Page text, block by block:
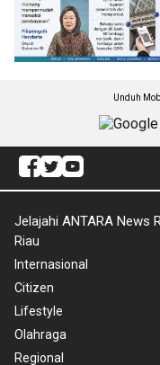
Unduh
Jelajahi ANTARA News
Riau
Internasional
Citizen
Lifestyle
Olahraga
Regional